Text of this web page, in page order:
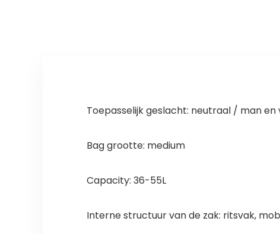
Toepasselijk geslacht: neutraal / man en
Bag grootte: medium
Capacity: 36-55L
Interne structuur van de zak: ritsvak,